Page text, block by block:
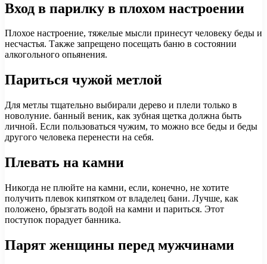
Вход в парилку в плохом настроении
Плохое настроение, тяжелые мысли принесут человеку беды и
несчастья. Также запрещено посещать баню в состоянии
алкогольного опьянения.
Париться чужой метлой
Для метлы тщательно выбирали дерево и плели только в
новолуние. банный веник, как зубная щетка должна быть
личной. Если пользоваться чужим, то можно все беды и беды
другого человека перенести на себя.
Плевать на камни
Никогда не плюйте на камни, если, конечно, не хотите
получить плевок кипятком от владелец бани. Лучше, как
положено, брызгать водой на камни и париться. Этот
поступок порадует банника.
Парят женщины перед мужчинами